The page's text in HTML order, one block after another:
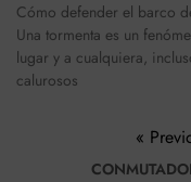
Cómo defender el barco
Una tormenta es un
lugar y a cualquiera,
calurosos
«